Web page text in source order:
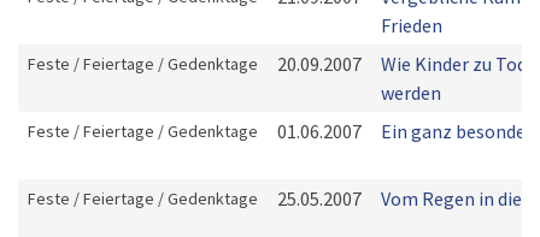
Frieden
Feste / Feiertage / Gedenktage 20.09.2007
Wie Kinder zu
werden
Feste / Feiertage / Gedenktage 01.06.2007 Ein ganz
Feste / Feiertage / Gedenktage 25.05.2007 Vom Regen in die